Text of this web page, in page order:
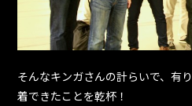
そんなキンガさんの計らいで、有
着できたことを乾杯！